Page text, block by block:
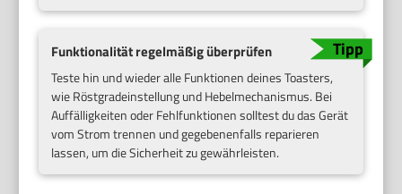
Funktionalität regelmäßig überprüfen
Teste hin und wieder alle Funktionen deines Toasters,
wie Röstgradeinstellung und Hebelmechanismus. Bei
Auffälligkeiten oder Fehlfunktionen solltest du das Gerät
vom Strom trennen und gegebenenfalls reparieren
lassen, um die Sicherheit zu gewährleisten.